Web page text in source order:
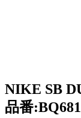
NIKE SB
品番